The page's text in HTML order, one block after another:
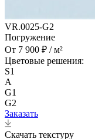
VR.0025-G2
Погружение
От 7 900 ₽ / м²
Цветовые решения:
S1
A
G1
G2
Заказать
Скачать текстуру